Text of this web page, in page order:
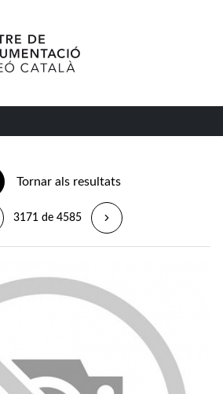
Tornar als resultats
3171 de 4585